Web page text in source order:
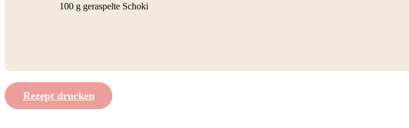
100 g geraspelte Schoki
Rezept drucken